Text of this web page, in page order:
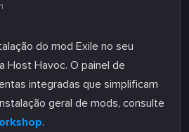
do mod Exile no seu
Host Havoc. O painel de
integradas que simplificam
geral de mods, consulte
.